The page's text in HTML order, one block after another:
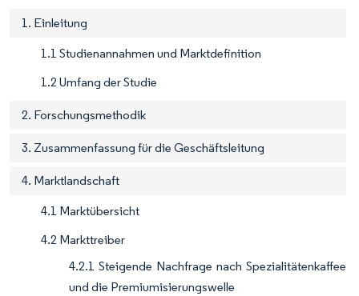
1. Einleitung
1.1 Studienannahmen und Marktdefinition
1.2 Umfang der Studie
2. Forschungsmethodik
3. Zusammenfassung für die Geschäftsleitung
4. Marktlandschaft
4.1 Marktübersicht
4.2 Markttreiber
4.2.1 Steigende Nachfrage nach Spezialitätenkaffee
und die Premiumisierungswelle